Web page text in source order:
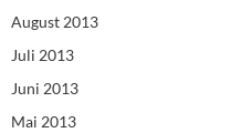
August 2013
Juli 2013
Juni 2013
Mai 2013